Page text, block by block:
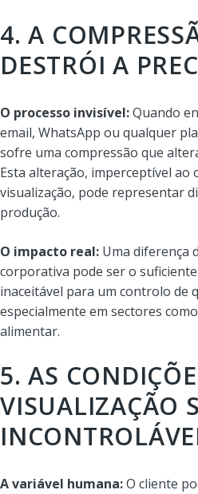
4. A
DESTRÓI A
O processo invisível:Quando
email, WhatsApp ou qualquer
sofre uma compressão que
Esta alteração, imperceptível ao
visualização, pode representar
produção.
O impacto real: Uma diferença
corporativa pode ser o
inaceitável para um controlo de
especialmente em sectores
alimentar.
5. AS
VISUALIZAÇÃO
A variável humana:O cliente